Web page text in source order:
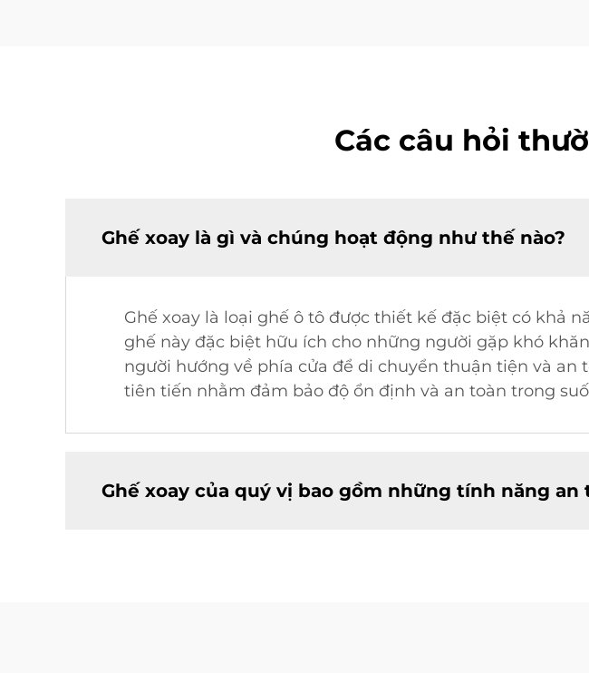
Các câu hỏi
Ghế xoay là gì và chúng hoạt động như thế nào?
Ghế xoay là loại ghế ô tô được thiết kế đặc biệt có khả
ghế này đặc biệt hữu ích cho những người gặp khó
người hướng về phía cửa để di chuyển thuận tiện và an
tiên tiến nhằm đảm bảo độ ổn định và an toàn trong
Ghế xoay của quý vị bao gồm những tính năng an